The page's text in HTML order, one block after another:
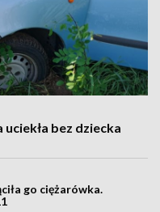
bez dziecka
go ciężarówka.